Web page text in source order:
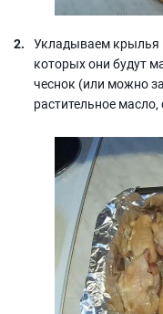
Укладываем крылья
которых они будут
чеснок (или можно
растительное